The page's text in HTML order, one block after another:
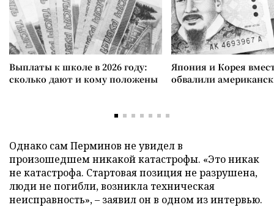
Выплаты к школе в 2026 году:
сколько дают и кому положены
Япония и Корея
обвалили
Однако сам Перминов не увидел в
произошедшем никакой катастрофы. «Это никак
не катастрофа. Стартовая позиция не разрушена,
люди не погибли, возникла техническая
неисправность», – заявил он в одном из интервью.